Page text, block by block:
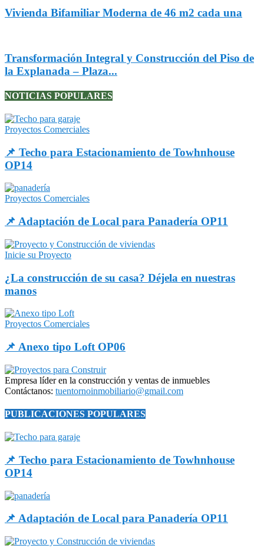
Vivienda Bifamiliar Moderna de 46 m2 cada una
Transformación Integral y Construcción del Piso de
la Explanada – Plaza...
NOTICIAS POPULARES
Proyectos Comerciales
📌 Techo para Estacionamiento de Towhnhouse
OP14
Proyectos Comerciales
📌 Adaptación de Local para Panadería OP11
Inicie su Proyecto
¿La construcción de su casa? Déjela en nuestras
manos
Proyectos Comerciales
📌 Anexo tipo Loft OP06
Empresa líder en la construcción y ventas de inmuebles
Contáctanos: tuentornoinmobiliario@gmail.com
PUBLICACIONES POPULARES
📌 Techo para Estacionamiento de Towhnhouse
OP14
📌 Adaptación de Local para Panadería OP11